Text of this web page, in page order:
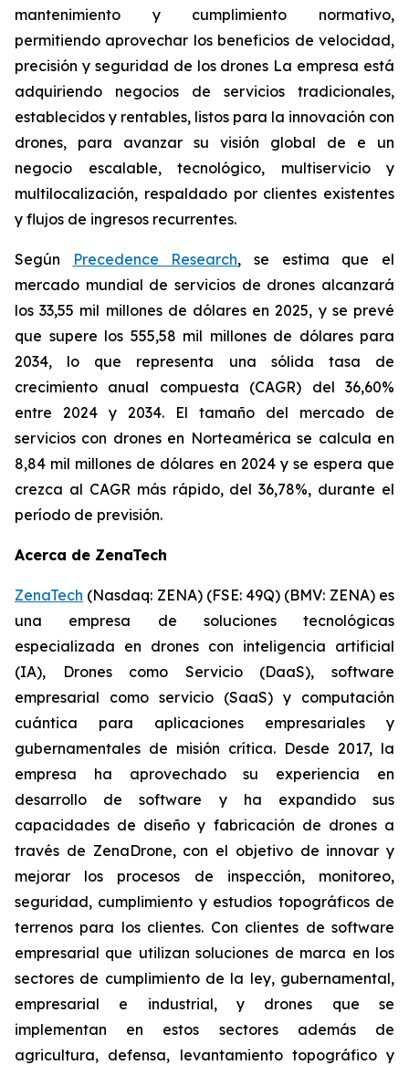
mantenimiento y cumplimiento normativo,
permitiendo aprovechar los beneficios de velocidad,
precisión y seguridad de los drones La empresa está
adquiriendo negocios de servicios tradicionales,
establecidos y rentables, listos para la innovación con
drones, para avanzar su visión global de e un
negocio escalable, tecnológico, multiservicio y
multilocalización, respaldado por clientes existentes
y flujos de ingresos recurrentes.
Según Precedence Research, se estima que el
mercado mundial de servicios de drones alcanzará
los 33,55 mil millones de dólares en 2025, y se prevé
que supere los 555,58 mil millones de dólares para
2034, lo que representa una sólida tasa de
crecimiento anual compuesta (CAGR) del 36,60%
entre 2024 y 2034. El tamaño del mercado de
servicios con drones en Norteamérica se calcula en
8,84 mil millones de dólares en 2024 y se espera que
crezca al CAGR más rápido, del 36,78%, durante el
período de previsión.
Acerca de ZenaTech
ZenaTech (Nasdaq: ZENA) (FSE: 49Q) (BMV: ZENA) es
una empresa de soluciones tecnológicas
especializada en drones con inteligencia artificial
(IA), Drones como Servicio (DaaS), software
empresarial como servicio (SaaS) y computación
cuántica para aplicaciones empresariales y
gubernamentales de misión crítica. Desde 2017, la
empresa ha aprovechado su experiencia en
desarrollo de software y ha expandido sus
capacidades de diseño y fabricación de drones a
través de ZenaDrone, con el objetivo de innovar y
mejorar los procesos de inspección, monitoreo,
seguridad, cumplimiento y estudios topográficos de
terrenos para los clientes. Con clientes de software
empresarial que utilizan soluciones de marca en los
sectores de cumplimiento de la ley, gubernamental,
empresarial e industrial, y drones que se
implementan en estos sectores además de
agricultura, defensa, levantamiento topográfico y